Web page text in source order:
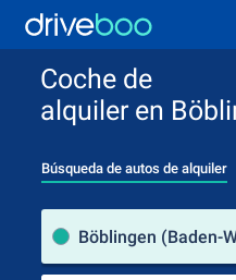
Coche de
alquiler en
Búsqueda de autos de alquiler
Böblingen (Baden-